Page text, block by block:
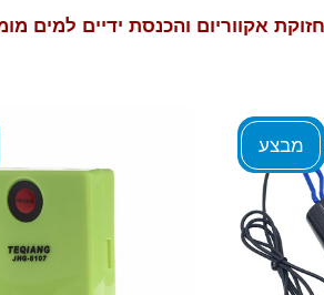
אקווריום והכנסת ידיים
מבצע